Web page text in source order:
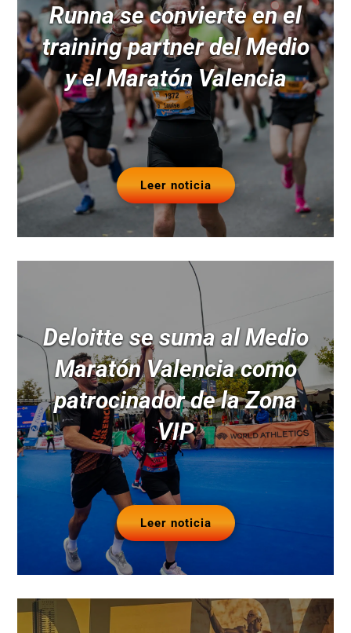
Runna se convierte en el
training partner del Medio
y el Maratón Valencia
Leer noticia
Deloitte se suma al Medio
Maratón Valencia como
patrocinador de la Zona
VIP
Leer noticia